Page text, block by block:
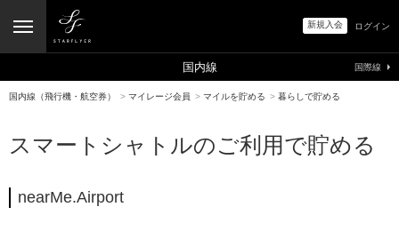
新規入会 ログイン
国内線（飛行機・航空券） > マイレージ会員 > マイルを貯める > 暮らしで貯める
スマートシャトルのご利用で貯める
nearMe.Airport
国内線 国際線